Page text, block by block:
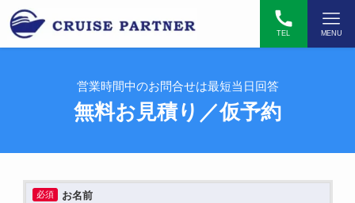
TEL MENU
営業時間中のお問合せは最短当日回答
無料お見積り／仮予約
必須 お名前